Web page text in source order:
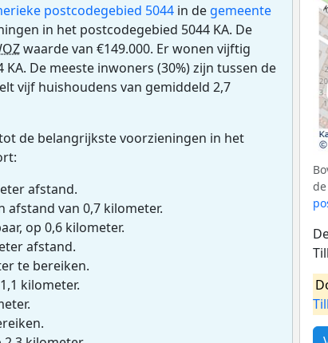
postcodegebied 5044 in de gemeente
in het postcodegebied 5044 KA. De
waarde van €149.000. Er wonen vijftig
De meeste inwoners (30%) zijn tussen de
vijf huishoudens van gemiddeld 2,7
de belangrijkste voorzieningen in het
afstand.
van 0,7 kilometer.
op 0,6 kilometer.
afstand.
te bereiken.
kilometer.